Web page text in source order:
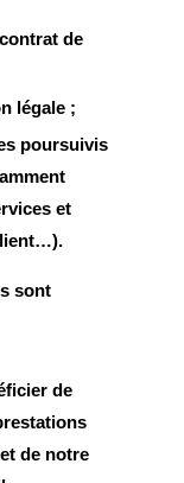
de
légale ;
poursuivis
et
sont
de
de notre